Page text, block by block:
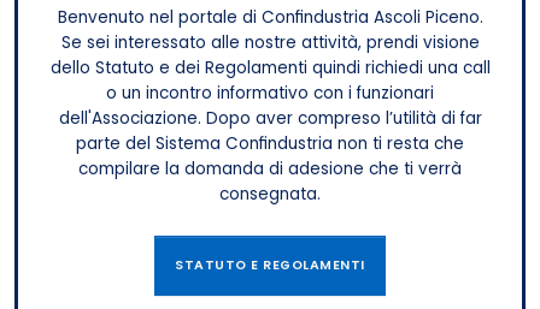
Benvenuto nel portale di Confindustria Ascoli Piceno.
Se sei interessato alle nostre attività, prendi visione
dello Statuto e dei Regolamenti quindi richiedi una call
o un incontro informativo con i funzionari
dell'Associazione. Dopo aver compreso l’utilità di far
parte del Sistema Confindustria non ti resta che
compilare la domanda di adesione che ti verrà
consegnata.
STATUTO E REGOLAMENTI